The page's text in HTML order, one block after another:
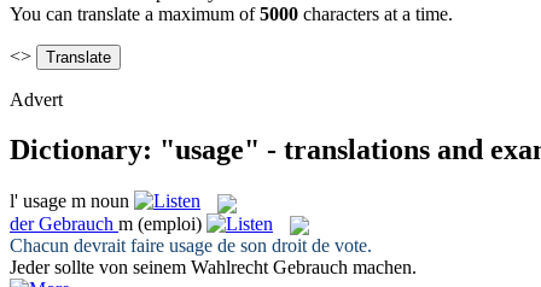
You can translate a maximum of5000 characters at a time.
<>
Advert
Dictionary: "usage" - translations and
l' usage m noun
derGebrauch m (emploi)
Chacun devrait faire usage de son droit de vote.
Jeder sollte von seinem Wahlrecht Gebrauch machen.